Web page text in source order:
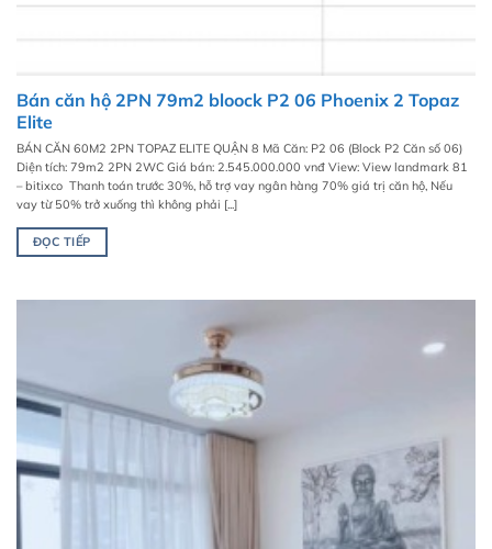
Bán căn hộ 2PN 79m2 bloock P2 06 Phoenix 2 Topaz
Elite
BÁN CĂN 60M2 2PN TOPAZ ELITE QUẬN 8 Mã Căn: P2 06 (Block P2 Căn số 06)
Diện tích: 79m2 2PN 2WC Giá bán: 2.545.000.000 vnđ View: View landmark 81
– bitixco Thanh toán trước 30%, hỗ trợ vay ngân hàng 70% giá trị căn hộ, Nếu
vay từ 50% trở xuống thì không phải [...]
ĐỌC TIẾP